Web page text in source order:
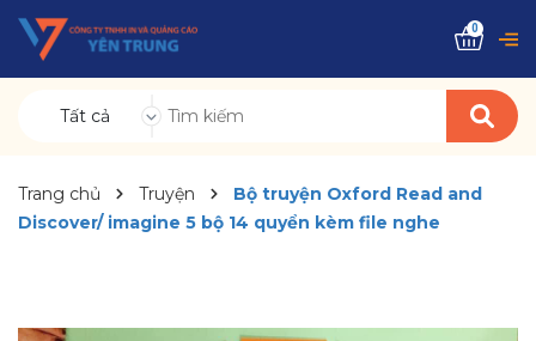
Tất cả
0
Trang chủ Truyện
Bộ truyện Oxford Read and
Discover/ imagine 5 bộ 14 quyển kèm file nghe